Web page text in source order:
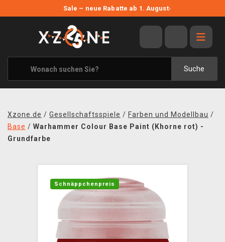
Sale – neue Rabatte ab 1. August›
Suche
ANGEBOTE
ALLE MARKEN
XZONE ORIGINALS
KLEIDUNG & ACCESSOIRES
BÜCHER & COMICS
XZONE CLUB
Xzone.de / Gesellschaftsspiele / Farben und Modellbau /
Base / Warhammer Colour Base Paint (Khorne rot) -
Grundfarbe
Schnäppchenpreis